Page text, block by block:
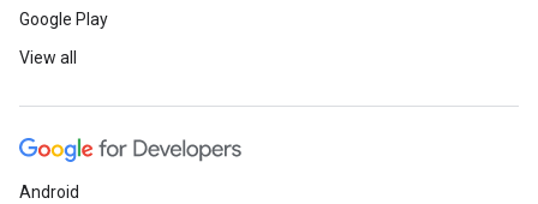
Google Play
View all
Android